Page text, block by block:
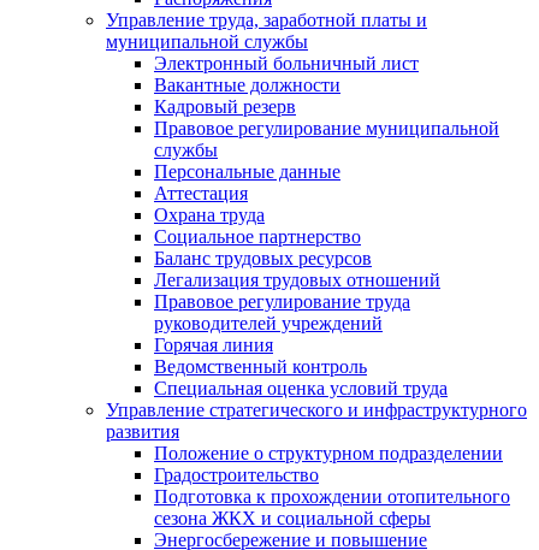
Управление труда, заработной платы и
муниципальной службы
Электронный больничный лист
Вакантные должности
Кадровый резерв
Правовое регулирование муниципальной
службы
Персональные данные
Аттестация
Охрана труда
Социальное партнерство
Баланс трудовых ресурсов
Легализация трудовых отношений
Правовое регулирование труда
руководителей учреждений
Горячая линия
Ведомственный контроль
Специальная оценка условий труда
Управление стратегического и инфраструктурного
развития
Положение о структурном подразделении
Градостроительство
Подготовка к прохождении отопительного
сезона ЖКХ и социальной сферы
Энергосбережение и повышение